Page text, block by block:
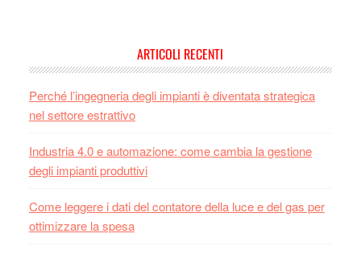
Sidebar
ARTICOLI RECENTI
Perché l’ingegneria degli impianti è diventata strategica
nel settore estrattivo
Industria 4.0 e automazione: come cambia la gestione
degli impianti produttivi
Come leggere i dati del contatore della luce e del gas per
ottimizzare la spesa